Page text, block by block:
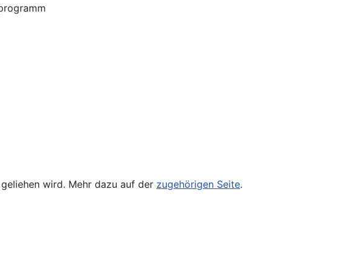
wird. Mehr dazu auf der zugehörigen Seite.